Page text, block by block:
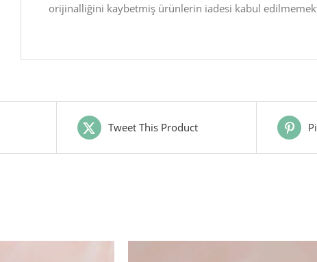
orijinalliğini kaybetmiş ürünlerin iadesi kabul
Tweet This Product